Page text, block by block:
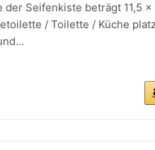
der Seifenkiste beträgt 11,5
/ Toilette / Küche